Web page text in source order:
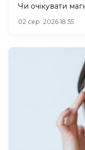
Чи очікувати
02 сер. 2026 18:55